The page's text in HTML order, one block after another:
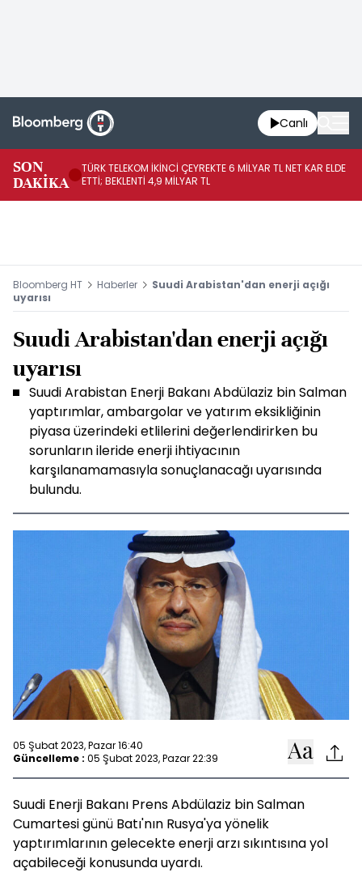
Canlı
SON
DAKİKA
TÜRK TELEKOM İKİNCİ ÇEYREKTE 6 MİLYAR TL NET KAR ELDE
ETTİ; BEKLENTİ 4,9 MİLYAR TL
Bloomberg HT Haberler
Suudi Arabistan'dan enerji açığı
uyarısı
Suudi Arabistan'dan enerji açığı
uyarısı
Suudi Arabistan Enerji Bakanı Abdülaziz bin Salman
yaptırımlar, ambargolar ve yatırım eksikliğinin
piyasa üzerindeki etlilerini değerlendirirken bu
sorunların ileride enerji ihtiyacının
karşılanamamasıyla sonuçlanacağı uyarısında
bulundu.
05 Şubat 2023, Pazar 16:40
Güncelleme : 05 Şubat 2023, Pazar 22:39
Suudi Enerji Bakanı Prens Abdülaziz bin Salman
Cumartesi günü Batı'nın Rusya'ya yönelik
yaptırımlarının gelecekte enerji arzı sıkıntısına yol
açabileceği konusunda uyardı.